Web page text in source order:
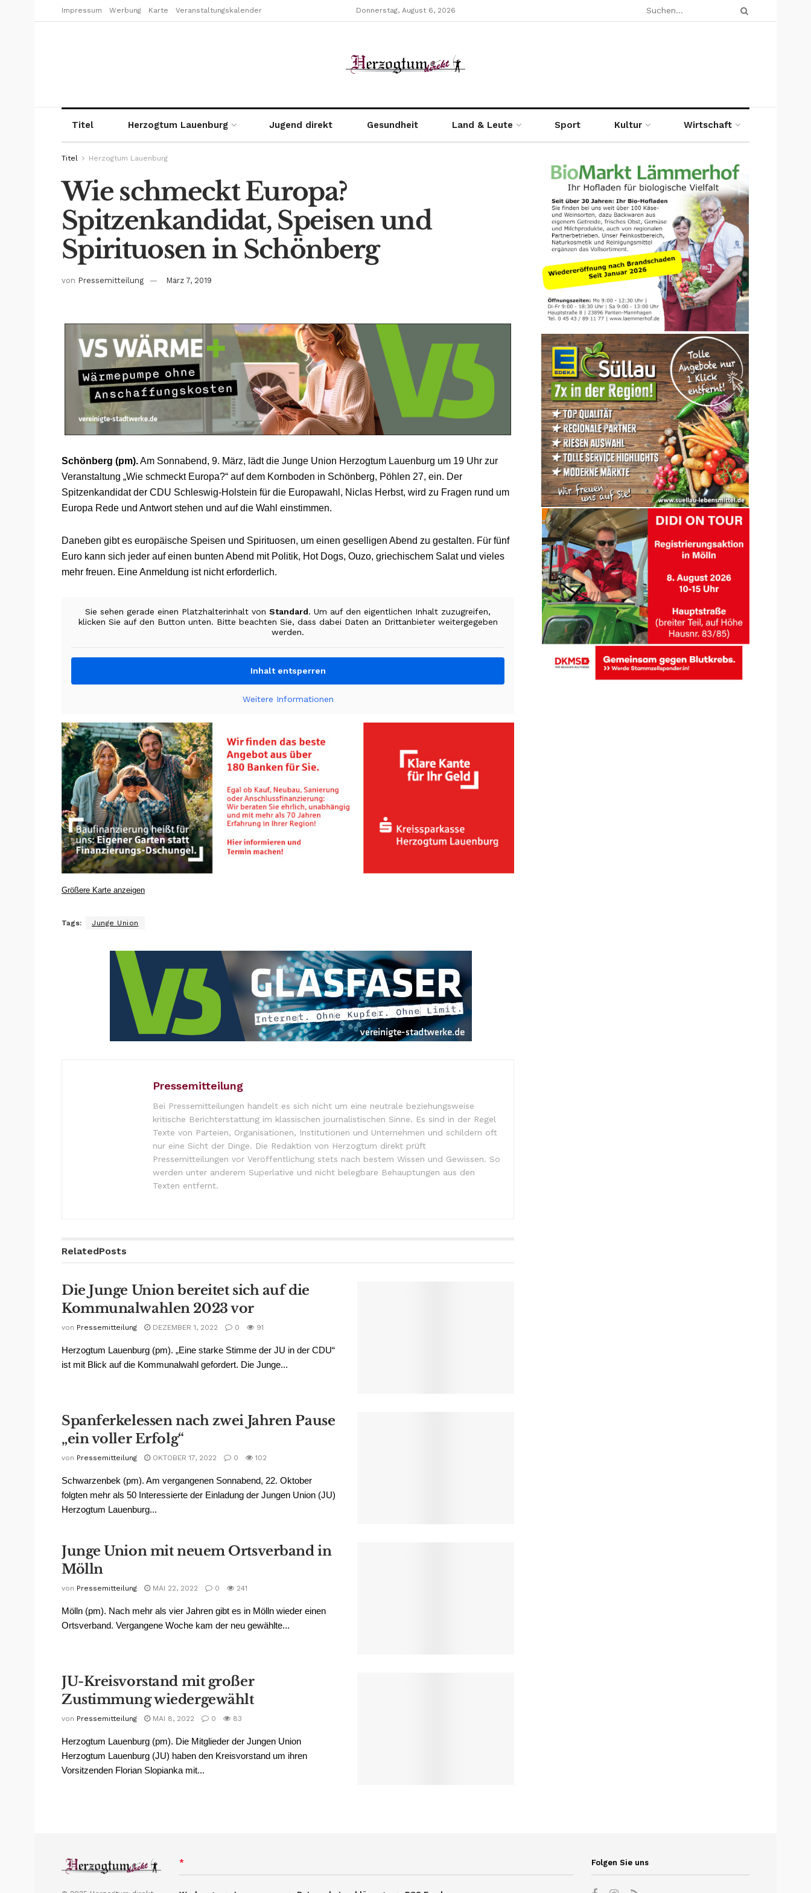
Impressum Werbung Karte Veranstaltungskalender Donnerstag, August 6, 2026
Titel Herzogtum Lauenburg Jugend direkt Gesundheit Land & Leute Sport Kultur Wirtschaft
Titel Herzogtum Lauenburg
Wie schmeckt Europa?
Spitzenkandidat, Speisen und
Spirituosen in Schönberg
von Pressemitteilung März 7, 2019
Schönberg (pm).Am Sonnabend, 9. März, lädt die Junge Union Herzogtum Lauenburg um 19 Uhr zur
Veranstaltung „Wie schmeckt Europa?“ auf dem Kornboden in Schönberg, Pöhlen 27, ein. Der
Spitzenkandidat der CDU Schleswig-Holstein für die Europawahl, Niclas Herbst, wird zu Fragen rund um
Europa Rede und Antwort stehen und auf die Wahl einstimmen.
Daneben gibt es europäische Speisen und Spirituosen, um einen geselligen Abend zu gestalten. Für fünf
Euro kann sich jeder auf einen bunten Abend mit Politik, Hot Dogs, Ouzo, griechischem Salat und vieles
mehr freuen. Eine Anmeldung ist nicht erforderlich.
Sie sehen gerade einen Platzhalterinhalt von Standard. Um auf den eigentlichen Inhalt zuzugreifen,
klicken Sie auf den Button unten. Bitte beachten Sie, dass dabei Daten an Drittanbieter weitergegeben
werden.
Inhalt entsperren
Weitere Informationen
Größere Karte anzeigen
Tags: Junge Union
Pressemitteilung
Bei Pressemitteilungen handelt es sich nicht um eine neutrale beziehungsweise
kritische Berichterstattung im klassischen journalistischen Sinne. Es sind in der Regel
Texte von Parteien, Organisationen, Institutionen und Unternehmen und schildern oft
nur eine Sicht der Dinge. Die Redaktion von Herzogtum direkt prüft
Pressemitteilungen vor Veröffentlichung stets nach bestem Wissen und Gewissen. So
werden unter anderem Superlative und nicht belegbare Behauptungen aus den
Texten entfernt.
RelatedPosts
Die Junge Union bereitet sich auf die
Kommunalwahlen 2023 vor
von Pressemitteilung DEZEMBER 1, 2022 0 91
Herzogtum Lauenburg (pm). „Eine starke Stimme der JU in der CDU“
ist mit Blick auf die Kommunalwahl gefordert. Die Junge...
Spanferkelessen nach zwei Jahren Pause
„ein voller Erfolg“
von Pressemitteilung OKTOBER 17, 2022 0 102
Schwarzenbek (pm). Am vergangenen Sonnabend, 22. Oktober
folgten mehr als 50 Interessierte der Einladung der Jungen Union (JU)
Herzogtum Lauenburg...
Junge Union mit neuem Ortsverband in
Mölln
von Pressemitteilung MAI 22, 2022 0 241
Mölln (pm). Nach mehr als vier Jahren gibt es in Mölln wieder einen
Ortsverband. Vergangene Woche kam der neu gewählte...
JU-Kreisvorstand mit großer
Zustimmung wiedergewählt
von Pressemitteilung MAI 8, 2022 0 83
Herzogtum Lauenburg (pm). Die Mitglieder der Jungen Union
Herzogtum Lauenburg (JU) haben den Kreisvorstand um ihren
Vorsitzenden Florian Slopianka mit...
* Folgen Sie uns